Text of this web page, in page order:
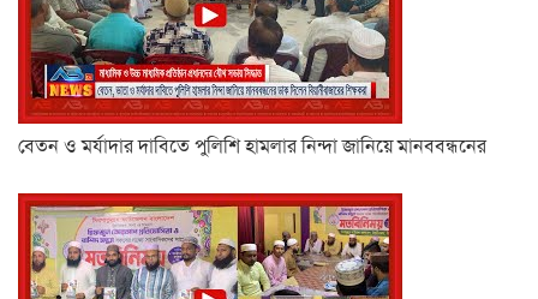
বেতন ও মর্যাদার দাবিতে পুলিশি হামলার নিন্দা জানিয়ে মানববন্ধনের